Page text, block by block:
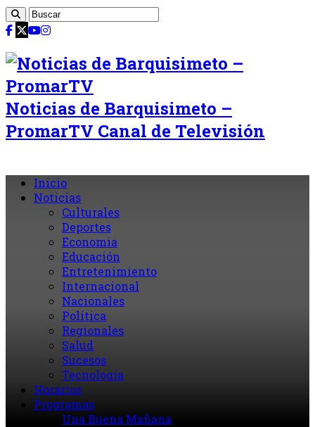
Noticias de Barquisimeto –
PromarTV Canal de Televisión
Inicio
Noticias
Culturales
Deportes
Economia
Educación
Entretenimiento
Internacional
Nacionales
Política
Regionales
Salud
Sucesos
Tecnología
Horarios
Programas
Una Buena Mañana